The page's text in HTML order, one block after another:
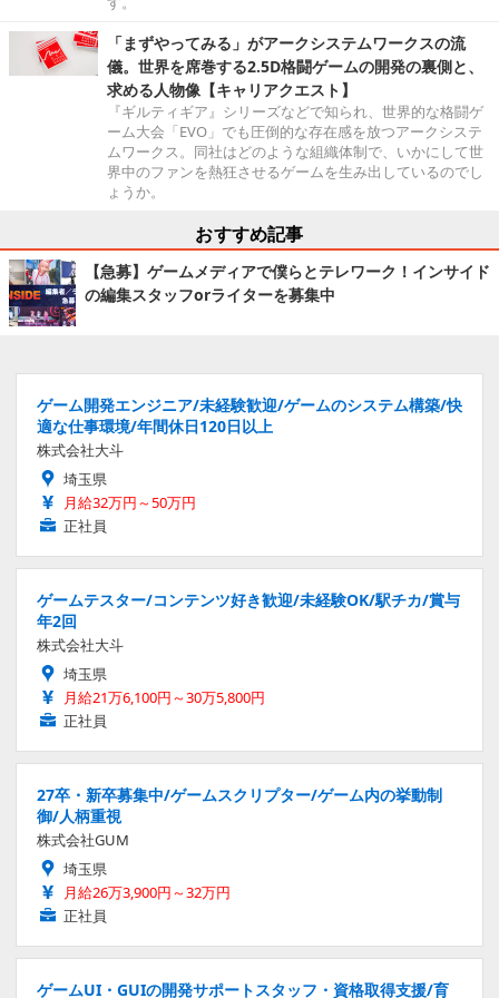
「まずやってみる」がアークシステムワークスの流
儀。世界を席巻する2.5D格闘ゲームの開発の裏側と、
求める人物像【キャリアクエスト】
『ギルティギア』シリーズなどで知られ、世界的な格闘ゲ
ーム大会「EVO」でも圧倒的な存在感を放つアークシステ
ムワークス。同社はどのような組織体制で、いかにして世
界中のファンを熱狂させるゲームを生み出しているのでし
ょうか。
おすすめ記事
【急募】ゲームメディアで僕らとテレワーク！インサイド
の編集スタッフorライターを募集中
ゲーム開発エンジニア/未経験歓迎/ゲームのシステム構築/快
適な仕事環境/年間休日120日以上
株式会社大斗
埼玉県
月給32万円～50万円
正社員
ゲームテスター/コンテンツ好き歓迎/未経験OK/駅チカ/賞与
年2回
株式会社大斗
埼玉県
月給21万6,100円～30万5,800円
正社員
27卒・新卒募集中/ゲームスクリプター/ゲーム内の挙動制
御/人柄重視
株式会社GUM
埼玉県
月給26万3,900円～32万円
正社員
ゲームUI・GUIの開発サポートスタッフ・資格取得支援/育